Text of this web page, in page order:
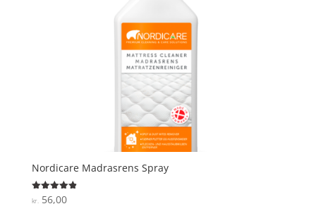
Nordicare Madrasrens Spray
Vurderet
4.9
kr.56,00